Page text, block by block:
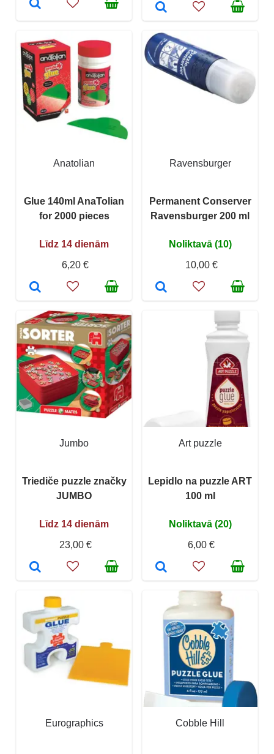
Anatolian
Glue 140ml AnaTolian
for 2000 pieces
Līdz 14 dienām
6,20 €
Ravensburger
Permanent Conserver
Ravensburger 200 ml
Noliktavā (10)
10,00 €
Jumbo
Triediče puzzle značky
JUMBO
Līdz 14 dienām
23,00 €
Art puzzle
Lepidlo na puzzle ART
100 ml
Noliktavā (20)
6,00 €
Eurographics Cobble Hill